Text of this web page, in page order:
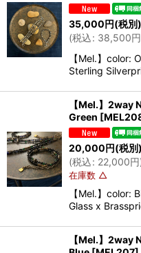
35,000円(税別)
(税込: 38,500円
【Mel.】color:
Sterling
【Mel.】2way
Green [
20,000円(税別)
(税込: 22,000円
在庫数 △
【Mel.】color:
Glass x
【Mel.】2way